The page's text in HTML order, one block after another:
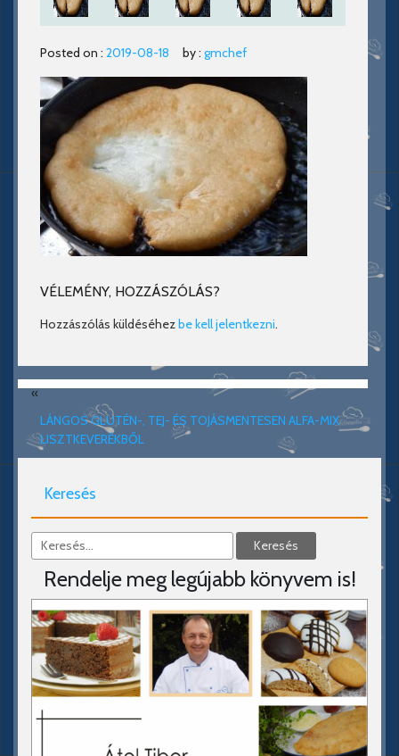
Posted on : 2019-08-18 by : gmchef
VÉLEMÉNY, HOZZÁSZÓLÁS?
Hozzászólás küldéséhezbe kell jelentkezni.
«
LÁNGOS GLUTÉN-, TEJ- ÉS TOJÁSMENTESEN ALFA-MIX
LISZTKEVERÉKBŐL
Keresés
Rendelje meg legújabb könyvem is!